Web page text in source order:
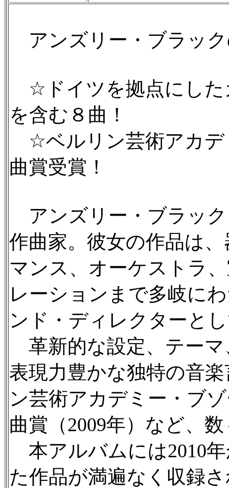
アンズリー・ブラッ
☆ドイツを拠点にした
を含む８曲！
☆ベルリン芸術アカデ
曲賞受賞！
アンズリー・ブラック
作曲家。彼女の作品は
マンス、オーケストラ
レーションまで多岐に
ンド・ディレクターと
革新的な設定、テーマ
表現力豊かな独特の音
ン芸術アカデミー・ブ
曲賞（2009年）など、
本アルバムには2010
た作品が満遍なく収録